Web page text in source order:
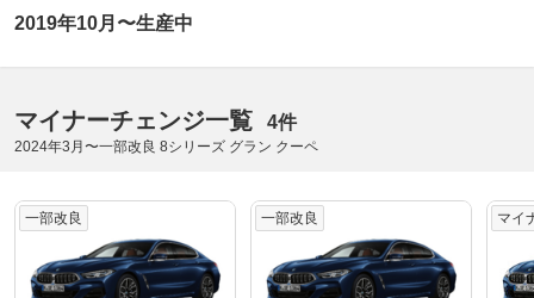
2019年10月〜生産中
マイナーチェンジ一覧 4件
2024年3月〜一部改良 8シリーズ グラン クーペ
一部改良 一部改良 マイ